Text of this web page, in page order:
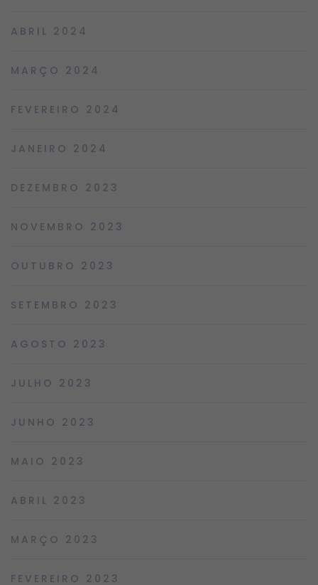
ABRIL 2024
MARÇO 2024
FEVEREIRO 2024
JANEIRO 2024
DEZEMBRO 2023
NOVEMBRO 2023
OUTUBRO 2023
SETEMBRO 2023
AGOSTO 2023
JULHO 2023
JUNHO 2023
MAIO 2023
ABRIL 2023
MARÇO 2023
FEVEREIRO 2023